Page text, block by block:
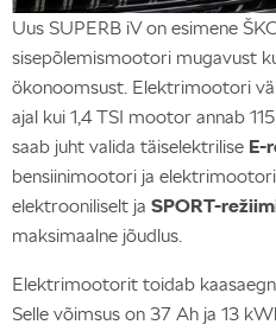
Uus SUPERB iV on esimene
sisepõlemismootori mugavust
ökonoomsust. Elektrimootori
ajal kui 1,4 TSI mootor annab
saab juht valida täiselektrilise E-
bensiinimootori ja
elektrooniliselt ja SPORT-
maksimaalne jõudlus.
Elektrimootorit toidab
Selle võimsus on 37 Ah ja 13